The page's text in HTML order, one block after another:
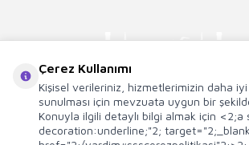
Çerez Kullanımı
Kişisel verileriniz, hizmetlerimizin daha
sunulması için mevzuata uygun bir
Konuyla ilgili detaylı bilgi almak için
decoration:underline;"2;